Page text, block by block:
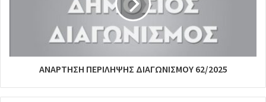
ΑΝΑΡΤΗΣΗ ΠΕΡΙΛΗΨΗΣ ΔΙΑΓΩΝΙΣΜΟΥ 62/2025